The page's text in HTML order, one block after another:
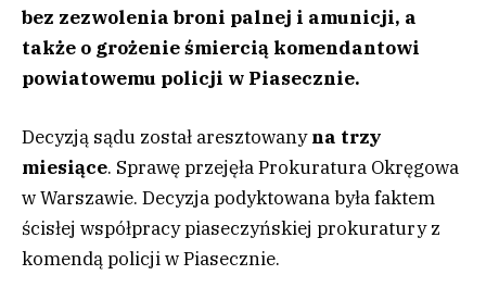
bez zezwolenia broni palnej i amunicji, a
także o grożenie śmiercią komendantowi
powiatowemu policji w Piasecznie.
Decyzją sądu został aresztowanyna trzy
miesiące. Sprawę przejęła Prokuratura Okręgowa
w Warszawie. Decyzja podyktowana była faktem
ścisłej współpracy piaseczyńskiej prokuratury z
komendą policji w Piasecznie.